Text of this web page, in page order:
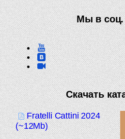
Мы в соц.
Скачать
Fratelli Cattini 2024
(~12Mb)